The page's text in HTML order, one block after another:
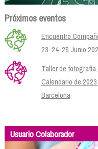
Próximos eventos
Encuentro
23-24-25 Junio
Taller de fotografía
Calendario de
Barcelona
Usuario Colaborador